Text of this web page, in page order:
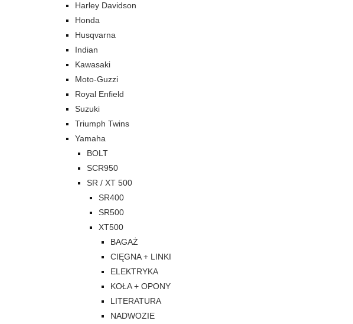
Harley Davidson
Honda
Husqvarna
Indian
Kawasaki
Moto-Guzzi
Royal Enfield
Suzuki
Triumph Twins
Yamaha
BOLT
SCR950
SR / XT 500
SR400
SR500
XT500
BAGAŻ
CIĘGNA + LINKI
ELEKTRYKA
KOŁA + OPONY
LITERATURA
NADWOZIE